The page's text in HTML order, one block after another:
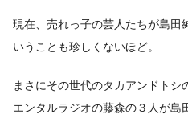
現在、売れっ子の芸人たちが島田
いうことも珍しくないほど。
まさにその世代のタカアンドトシ
エンタルラジオの藤森の３人が島